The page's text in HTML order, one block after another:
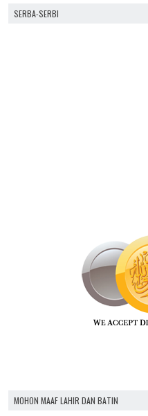
SERBA-SERBI
MOHON MAAF LAHIR DAN BATIN